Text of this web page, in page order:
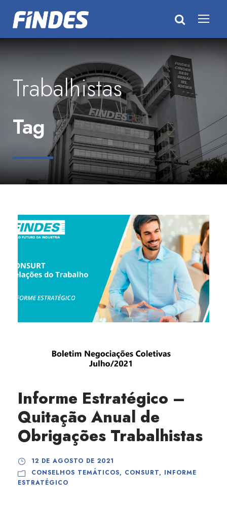
Trabalhistas
Tag
Informe Estratégico –
Quitação Anual de
Obrigações Trabalhistas
12 DE AGOSTO DE 2021
CONSELHOS TEMÁTICOS, CONSURT, INFORME
ESTRATÉGICO